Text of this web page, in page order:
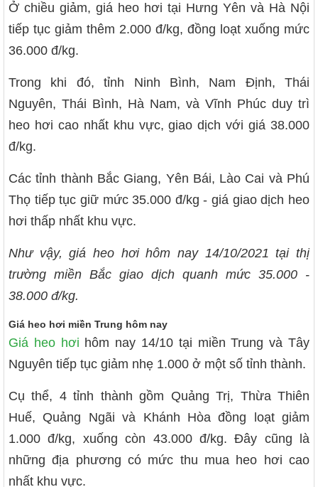
Ở chiều giảm, giá heo hơi tại Hưng Yên và Hà Nội
tiếp tục giảm thêm 2.000 đ/kg, đồng loạt xuống mức
36.000 đ/kg.
Trong khi đó, tỉnh Ninh Bình, Nam Định, Thái
Nguyên, Thái Bình, Hà Nam, và Vĩnh Phúc duy trì
heo hơi cao nhất khu vực, giao dịch với giá 38.000
đ/kg.
Các tỉnh thành Bắc Giang, Yên Bái, Lào Cai và Phú
Thọ tiếp tục giữ mức 35.000 đ/kg - giá giao dịch heo
hơi thấp nhất khu vực.
Như vậy, giá heo hơi hôm nay 14/10/2021 tại thị
trường miền Bắc giao dịch quanh mức 35.000 -
38.000 đ/kg.
Giá heo hơi miền Trung hôm nay
Giá heo hơi hôm nay 14/10 tại miền Trung và Tây
Nguyên tiếp tục giảm nhẹ 1.000 ở một số tỉnh thành.
Cụ thể, 4 tỉnh thành gồm Quảng Trị, Thừa Thiên
Huế, Quảng Ngãi và Khánh Hòa đồng loạt giảm
1.000 đ/kg, xuống còn 43.000 đ/kg. Đây cũng là
những địa phương có mức thu mua heo hơi cao
nhất khu vực.